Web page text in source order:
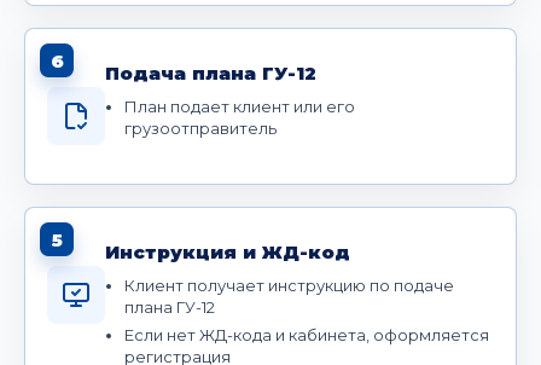
6
Подача плана ГУ-12
План подает клиент или его
грузоотправитель
5
Инструкция и ЖД-код
Клиент получает инструкцию по подаче
плана ГУ-12
Если нет ЖД-кода и кабинета, оформляется
регистрация